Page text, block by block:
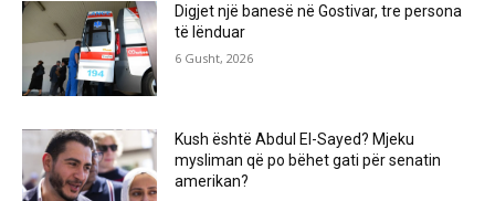
Digjet një banesë në Gostivar, tre persona
të lënduar
6 Gusht, 2026
Kush është Abdul El-Sayed? Mjeku
mysliman që po bëhet gati për senatin
amerikan?